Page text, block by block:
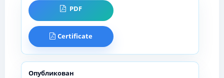
PDF
Certificate
Опубликован